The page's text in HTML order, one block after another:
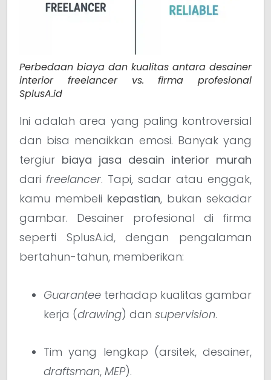
Perbedaan biaya dan kualitas antara desainer
interior freelancer vs. firma profesional
SplusA.id
Ini adalah area yang paling kontroversial
dan bisa menaikkan emosi. Banyak yang
tergiur biaya jasa desain interior murah
dari freelancer. Tapi, sadar atau enggak,
kamu membeli kepastian, bukan sekadar
gambar. Desainer profesional di firma
seperti SplusA.id, dengan pengalaman
bertahun-tahun, memberikan:
Guarantee terhadap kualitas gambar
kerja (drawing) dan supervision.
Tim yang lengkap (arsitek, desainer,
draftsman, MEP).